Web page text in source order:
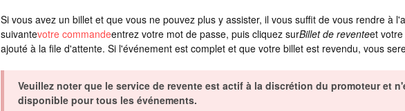
Si vous avez un billet et que vous ne pouvez plus y assister, il vous suffit de vous rendre à
suivantevotre commandeentrez votre mot de passe, puis cliquez surBillet de reventeet
ajouté à la file d'attente. Si l'événement est complet et que votre billet est revendu, vous
Veuillez noter que le service de revente est actif à la discrétion du promoteur et
disponible pour tous les événements.